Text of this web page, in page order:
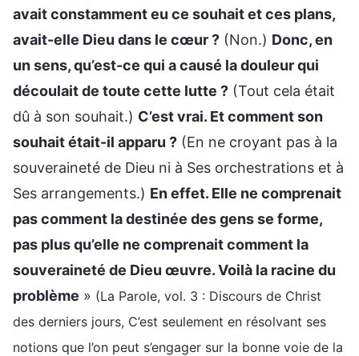
avait constamment eu ce souhait et ces plans,
avait-elle Dieu dans le cœur ? (Non.) Donc, en
un sens, qu’est-ce qui a causé la douleur qui
découlait de toute cette lutte ? (Tout cela était
dû à son souhait.) C’est vrai. Et comment son
souhait était-il apparu ? (En ne croyant pas à la
souveraineté de Dieu ni à Ses orchestrations et à
Ses arrangements.) En effet. Elle ne comprenait
pas comment la destinée des gens se forme,
pas plus qu’elle ne comprenait comment la
souveraineté de Dieu œuvre. Voilà la racine du
problème » (La Parole, vol. 3 : Discours de Christ
des derniers jours, C’est seulement en résolvant ses
notions que l’on peut s’engager sur la bonne voie de la